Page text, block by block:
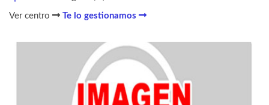
Ver centro Te lo gestionamos